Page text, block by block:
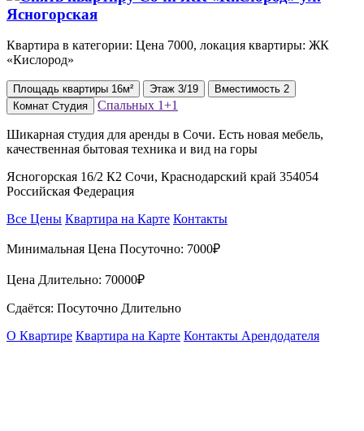
Квартира в категории: Цена 7000, локация квартиры: ЖК
«Кислород»
Площадь квартиры 16м² Этаж 3/19 Вместимость 2
Комнат Студия Спальных 1+1
Шикарная студия для аренды в Сочи. Есть новая мебель,
качественная бытовая техника и вид на горы
Ясногорская 16/2 К2 Сочи, Краснодарский край 354054
Российская Федерация
Все Цены Квартира на Карте Контакты
Минимальная Цена Посуточно: 7000₽
Цена Длительно: 70000₽
Сдаётся: Посуточно Длительно
О Квартире Квартира на Карте Контакты Арендодателя